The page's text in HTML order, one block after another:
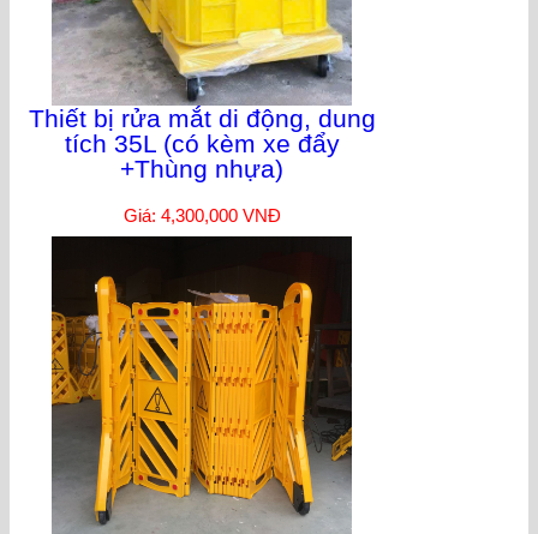
Thiết bị rửa mắt di động, dung
tích 35L (có kèm xe đẩy
+Thùng nhựa)
Giá: 4,300,000 VNĐ